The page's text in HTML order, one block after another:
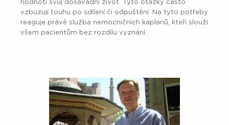
hodnotí svůj dosavadní život. Tyto otázky často
vzbuzují touhu po sdílení či odpuštění. Na tyto potřeby
reaguje právě služba nemocničních kaplanů, kteří slouží
všem pacientům bez rozdílu vyznání.